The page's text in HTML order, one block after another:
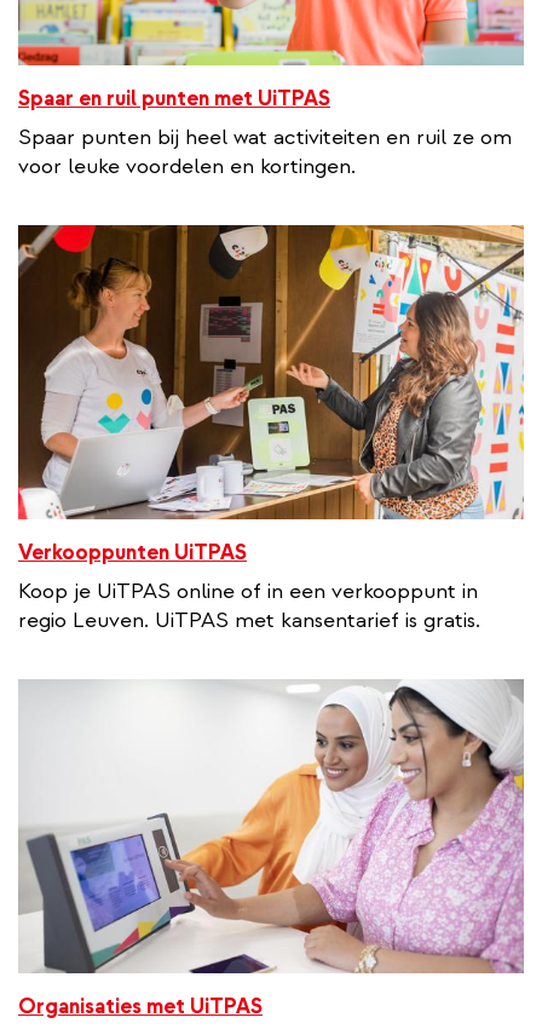
Spaar en ruil punten met UiTPAS
Spaar punten bij heel wat activiteiten en ruil ze om
voor leuke voordelen en kortingen.
Verkooppunten UiTPAS
Koop je UiTPAS online of in een verkooppunt in
regio Leuven. UiTPAS met kansentarief is gratis.
Organisaties met UiTPAS